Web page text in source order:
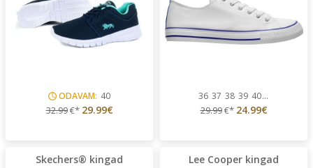
ODAVAM: 40
32.99€* 29.99€
36 37 38 39 40...
29.99€* 24.99€
Skechers® kingad Lee Cooper kingad